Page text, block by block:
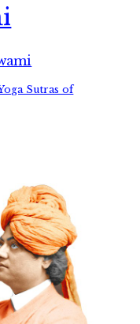
Sutras of